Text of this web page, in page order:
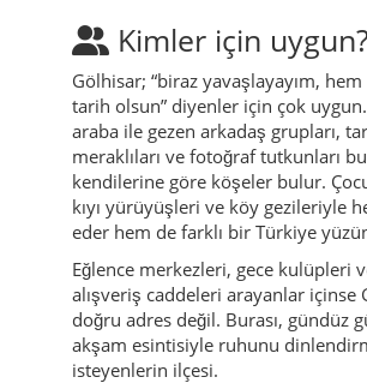
Kimler için uygun?
Gölhisar; “biraz yavaşlayayım,
tarih olsun” diyenler için çok
araba ile gezen arkadaş grupları,
meraklıları ve fotoğraf tutkunları
kendilerine göre köşeler bulur.
kıyı yürüyüşleri ve köy gezileriyle
eder hem de farklı bir Türkiye
Eğlence merkezleri, gece kulüpleri
alışveriş caddeleri arayanlar içinse
doğru adres değil. Burası, gündüz
akşam esintisiyle ruhunu
isteyenlerin ilçesi.